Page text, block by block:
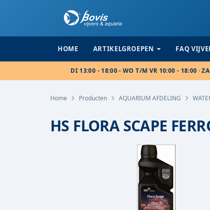
HOME ARTIKELGROEPEN FAQ
DI 13:00 - 18:00 - WO T/M VR 10:00 - 18:00 ·
Home Producten AQUARIUM AFDELING
HS FLORA SCAPE